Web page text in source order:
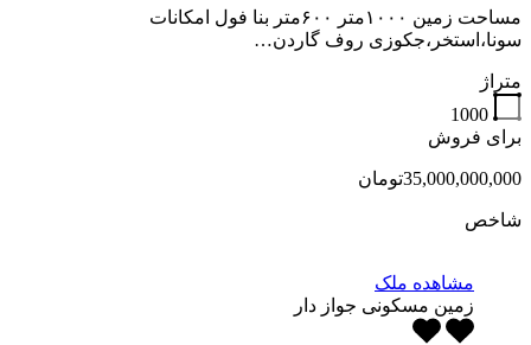
مساحت زمین ۱۰۰۰متر ۶۰۰متر بنا فول امکانات
سونا،استخر،جکوزی روف گاردن…
متراژ
1000
برای فروش
35,000,000,000تومان
شاخص
مشاهده ملک
زمین مسکونی جواز دار